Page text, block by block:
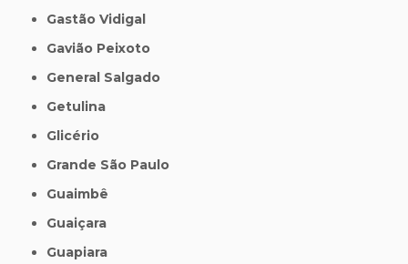
Gastão Vidigal
Gavião Peixoto
General Salgado
Getulina
Glicério
Grande São Paulo
Guaimbê
Guaiçara
Guapiara